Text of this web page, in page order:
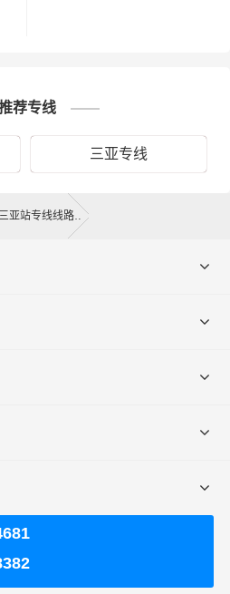
货物、易碎物品等。
保证从三亚运输到乡宁县的货物
的乡宁县(全境)等区域，让客户
走的物流体验。所派遣的两名
的运输路线都了然于胸、轻车
能力、丰富的物流运输资源整
，通过专注精细化物流、差异
价值。
荐专线
三亚专线
三亚站专线线路